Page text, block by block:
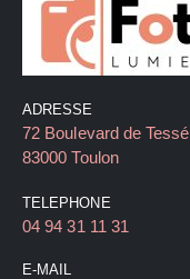
ADRESSE
72 Boulevard de Tessé
83000 Toulon
TELEPHONE
04 94 31 11 31
E-MAIL